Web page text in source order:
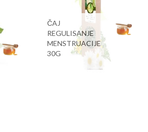
ČAJ
REGULISANJE
MENSTRUACIJE
30G